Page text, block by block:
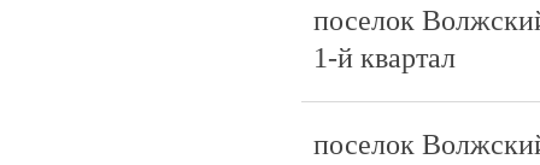
поселок
1-й квартал
поселок